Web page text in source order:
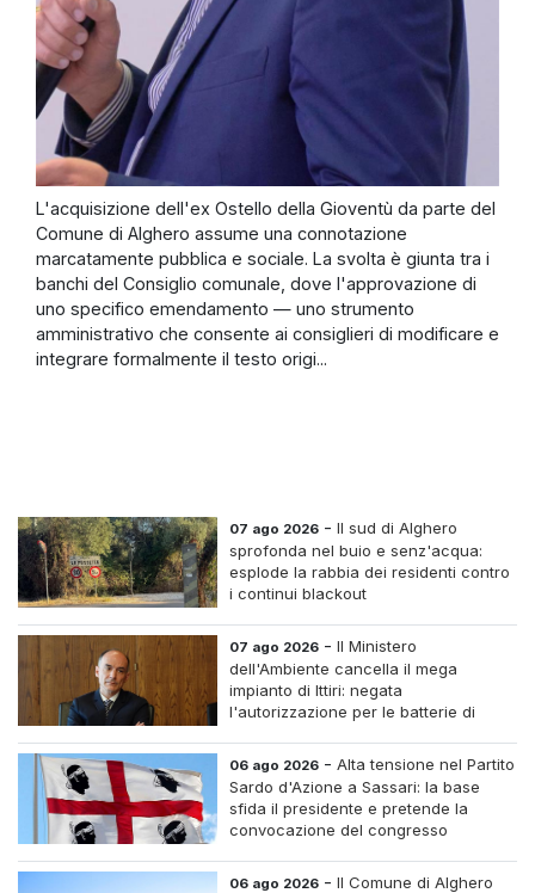
L'acquisizione dell'ex Ostello della Gioventù da parte del
Comune di Alghero assume una connotazione
marcatamente pubblica e sociale. La svolta è giunta tra i
banchi del Consiglio comunale, dove l'approvazione di
uno specifico emendamento — uno strumento
amministrativo che consente ai consiglieri di modificare e
integrare formalmente il testo origi...
07 ago 2026 -Il sud di Alghero
sprofonda nel buio e senz'acqua:
esplode la rabbia dei residenti contro
i continui blackout
07 ago 2026 -Il Ministero
dell'Ambiente cancella il mega
impianto di Ittiri: negata
l'autorizzazione per le batterie di
06 ago 2026 -Alta tensione nel Partito
Sardo d'Azione a Sassari: la base
sfida il presidente e pretende la
convocazione del congresso
06 ago 2026 -Il Comune di Alghero